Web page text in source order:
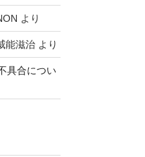
より
能滋治 より
具合につい